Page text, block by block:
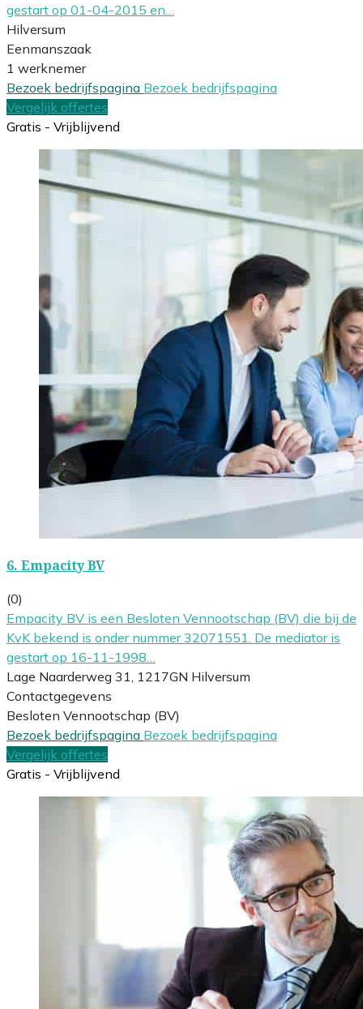
gestart op 01-04-2015 en…
Hilversum
Eenmanszaak
1 werknemer
Bezoek bedrijfspagina Bezoek bedrijfspagina
Vergelijk offertes
Gratis - Vrijblijvend
6. Empacity BV
(0)
Empacity BV is een Besloten Vennootschap (BV) die bij de
KvK bekend is onder nummer 32071551. De mediator is
gestart op 16-11-1998…
Lage Naarderweg 31, 1217GN Hilversum
Contactgegevens
Besloten Vennootschap (BV)
Bezoek bedrijfspagina Bezoek bedrijfspagina
Vergelijk offertes
Gratis - Vrijblijvend